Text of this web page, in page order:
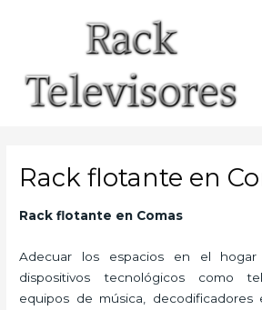
Rack flotante en
Rack flotante en Comas
Adecuar los espacios en el
dispositivos tecnológicos como
equipos de música, decodificadores